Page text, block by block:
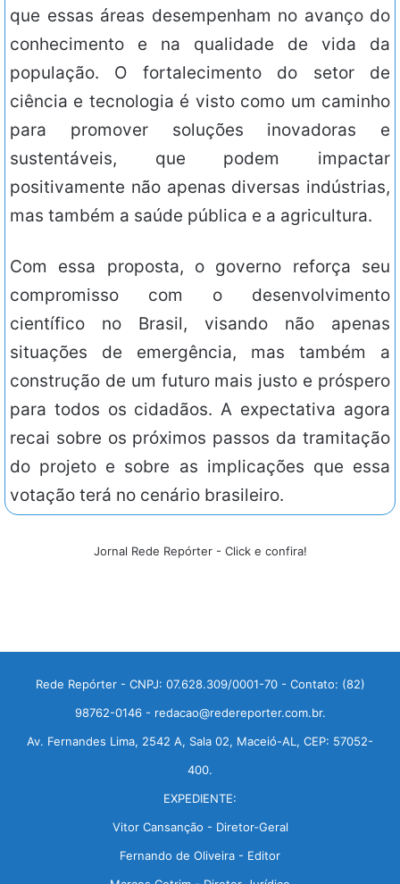
que essas áreas desempenham no avanço do
conhecimento e na qualidade de vida da
população. O fortalecimento do setor de
ciência e tecnologia é visto como um caminho
para promover soluções inovadoras e
sustentáveis, que podem impactar
positivamente não apenas diversas indústrias,
mas também a saúde pública e a agricultura.
Com essa proposta, o governo reforça seu
compromisso com o desenvolvimento
científico no Brasil, visando não apenas
situações de emergência, mas também a
construção de um futuro mais justo e próspero
para todos os cidadãos. A expectativa agora
recai sobre os próximos passos da tramitação
do projeto e sobre as implicações que essa
votação terá no cenário brasileiro.
Jornal Rede Repórter - Click e confira!
Rede Repórter - CNPJ: 07.628.309/0001-70 - Contato: (82)
98762-0146 - redacao@redereporter.com.br.
Av. Fernandes Lima, 2542 A, Sala 02, Maceió-AL, CEP: 57052-
400.
EXPEDIENTE:
Vitor Cansanção - Diretor-Geral
Fernando de Oliveira - Editor